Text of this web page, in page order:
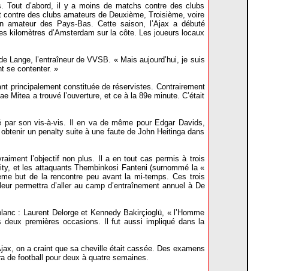
Tout d’abord, il y a moins de matchs contre des clubs
des clubs amateurs de Deuxième, Troisième, voire
des Pays-Bas. Cette saison, l’Ajax a débuté
kilomètres d’Amsterdam sur la côte. Les joueurs locaux
Lange, l’entraîneur de VVSB. « Mais aujourd’hui, je suis
se contenter. »
principalement constituée de réservistes. Contrairement
Mitea a trouvé l’ouverture, et ce à la 89e minute. C’était
son vis-à-vis. Il en va de même pour Edgar Davids,
un penalty suite à une faute de John Heitinga dans
l’objectif non plus. Il a en tout cas permis à trois
et les attaquants Thembinkosi Fanteni (surnommé la «
but de la rencontre peu avant la mi-temps. Ces trois
permettra d’aller au camp d’entraînement annuel à De
: Laurent Delorge et Kennedy Bakirçioglü, « l’Homme
premières occasions. Il fut aussi impliqué dans la
on a craint que sa cheville était cassée. Des examens
de football pour deux à quatre semaines.